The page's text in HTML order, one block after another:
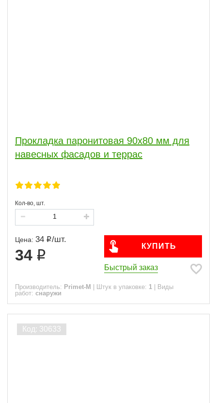
Прокладка паронитовая 90х80 мм для
навесных фасадов и террас
Кол-во, шт.
Цена: 34 /шт.
34
КУПИТЬ
Быстрый заказ
Производитель: Primet-M Штук в упаковке: 1
Виды
работ: снаружи